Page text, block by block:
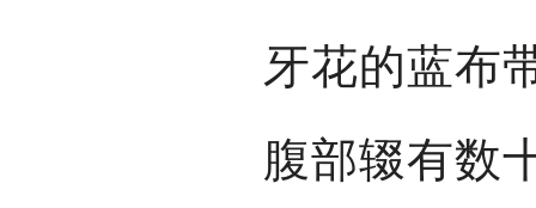
牙花的蓝布
腹部辍有数